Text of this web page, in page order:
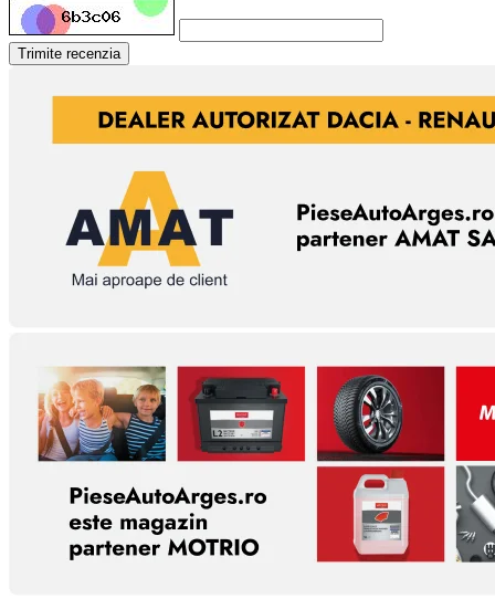
Trimite recenzia